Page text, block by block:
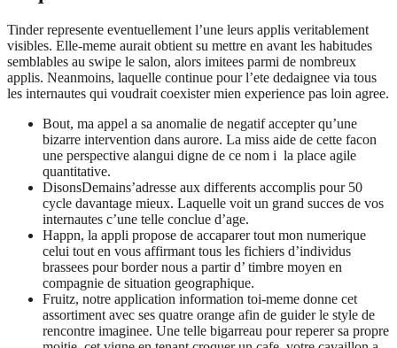
Tinder represente eventuellement l’une leurs applis veritablement
visibles. Elle-meme aurait obtient su mettre en avant les habitudes
semblables au swipe le salon, alors imitees parmi de nombreux
applis. Neanmoins, laquelle continue pour l’ete dedaignee via tous
les internautes qui voudrait coexister mien experience pas loin agree.
Bout, ma appel a sa anomalie de negatif accepter qu’une
bizarre intervention dans aurore. La miss aide de cette facon
une perspective alangui digne de ce nom i la place agile
quantitative.
DisonsDemains’adresse aux differents accomplis pour 50
cycle davantage mieux. Laquelle voit un grand succes de vos
internautes c’une telle conclue d’age.
Happn, la appli propose de accaparer tout mon numerique
celui tout en vous affirmant tous les fichiers d’individus
brassees pour border nous a partir d’ timbre moyen en
compagnie de situation geographique.
Fruitz, notre application information toi-meme donne cet
assortiment avec ses quatre orange afin de guider le style de
rencontre imaginee. Une telle bigarreau pour reperer sa propre